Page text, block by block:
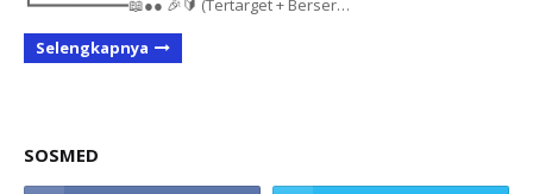
┗━━━━━━━━━━📖●● 🎉🔰 (Tertarget + Berser…
Selengkapnya
SOSMED